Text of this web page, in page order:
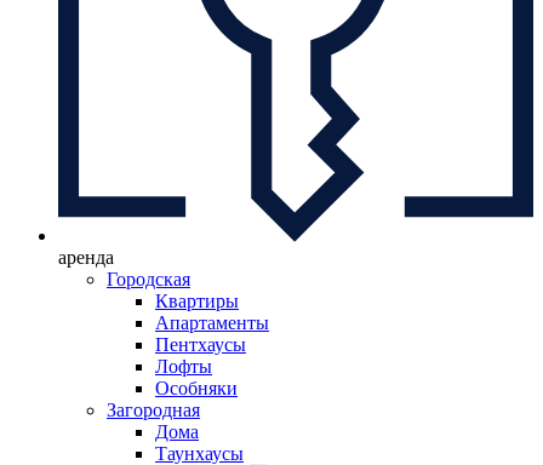
аренда
Городская
Квартиры
Апартаменты
Пентхаусы
Лофты
Особняки
Загородная
Дома
Таунхаусы